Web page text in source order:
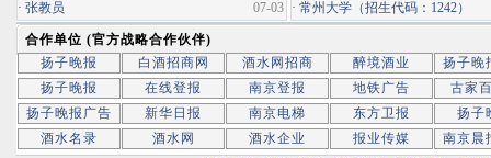
· 常州大学（招生代码：1242）
07-03
· 张教员
合作单位 (官方战略合作伙伴)
扬子晚报
白酒招商网 酒水网招商 醉境酒业
扬子晚
扬子晚报
在线登报 南京登报 地铁广告
古家
扬子晚报广告
新华日报 南京电梯 东方卫报
扬子
酒水名录
酒水网 酒水企业 报业传媒
南京晨